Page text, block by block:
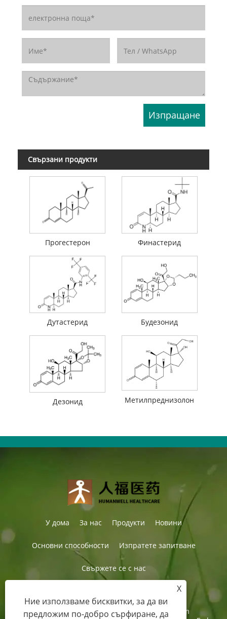
Свързани продукти
Прогестерон Финастерид
Дутастерид Будезонид
Дезонид Метилпреднизолон
У дома За нас Продукти Новини
Основни способности Изпратете запитване
Свържете се с нас
Тел:+86-27-87597155
електронна поща:sales@steroid-chem.com
X
Ние използваме бисквитки, за да ви
предложим по-добро сърфиране, да